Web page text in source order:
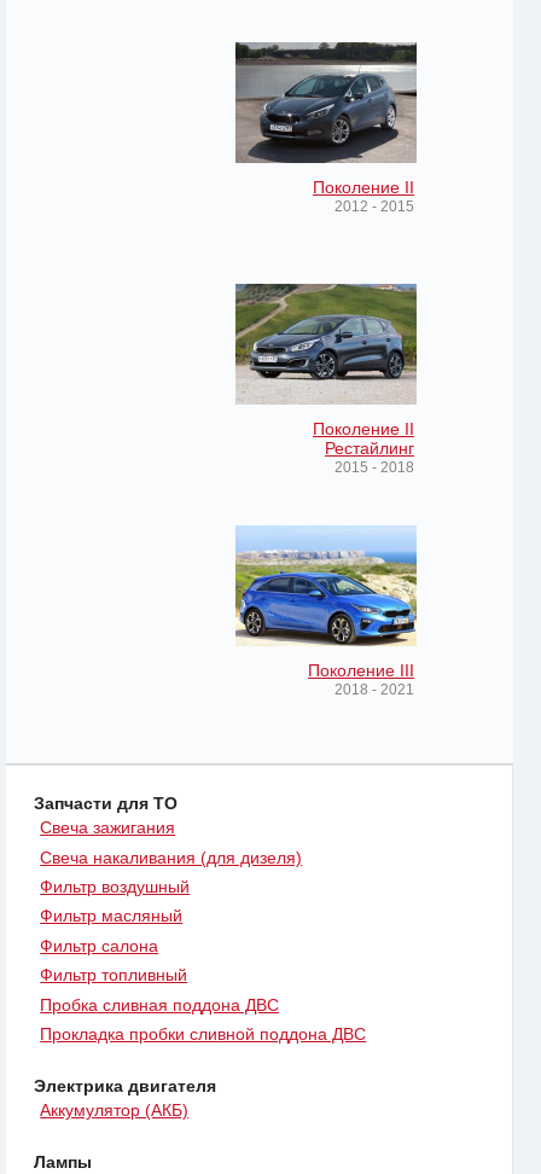
Поколение II
2012 - 2015
Поколение II
Рестайлинг
2015 - 2018
Поколение III
2018 - 2021
Запчасти для ТО
Свеча зажигания
Свеча накаливания (для дизеля)
Фильтр воздушный
Фильтр масляный
Фильтр салона
Фильтр топливный
Пробка сливная поддона ДВС
Прокладка пробки сливной поддона ДВС
Электрика двигателя
Аккумулятор (АКБ)
Лампы